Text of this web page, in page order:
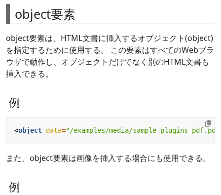
object要素
object要素は、HTML文書に挿入するオブジェクト(object)
を指定するために使用する。 この要素はすべてのWebブラ
ウザで動作し、オブジェクトだけでなく別のHTML文書も
挿入できる。
例
<object data="/examples/media/
また、object要素は画像を挿入する場合にも使用できる。
例